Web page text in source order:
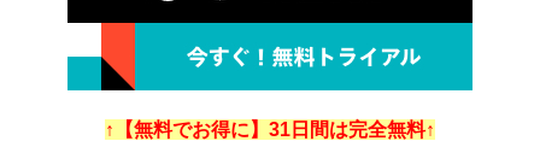
↑【無料でお得に】31日間は完全無料↑